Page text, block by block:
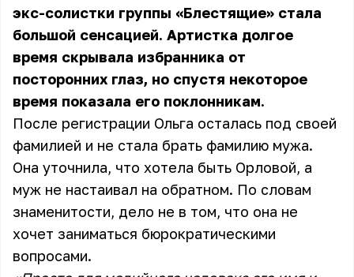
экс-солистки группы «Блестящие» стала
большой сенсацией. Артистка долгое
время скрывала избранника от
посторонних глаз, но спустя некоторое
время показала его поклонникам.
После регистрации Ольга осталась под своей
фамилией и не стала брать фамилию мужа.
Она уточнила, что хотела быть Орловой, а
муж не настаивал на обратном. По словам
знаменитости, дело не в том, что она не
хочет заниматься бюрократическими
вопросами.